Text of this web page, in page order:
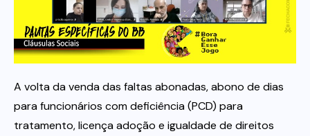
Itau
A volta da venda das faltas abonadas, abono de dias
para funcionários com deficiência (PCD) para
tratamento, licença adoção e igualdade de direitos